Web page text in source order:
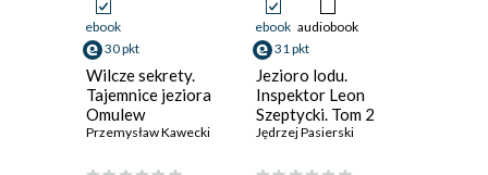
ebook
30 pkt
Wilcze sekrety.
Tajemnice jeziora
Omulew
Przemysław Kawecki
ebook audiobook
31 pkt
Jezioro lodu.
Inspektor Leon
Szeptycki. Tom 2
Jędrzej Pasierski